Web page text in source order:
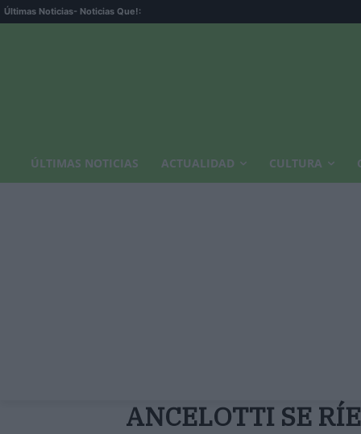
Últimas Noticias- Noticias Que!:
ÚLTIMAS NOTICIAS ACTUALIDAD CULTURA
ANCELOTTI SE